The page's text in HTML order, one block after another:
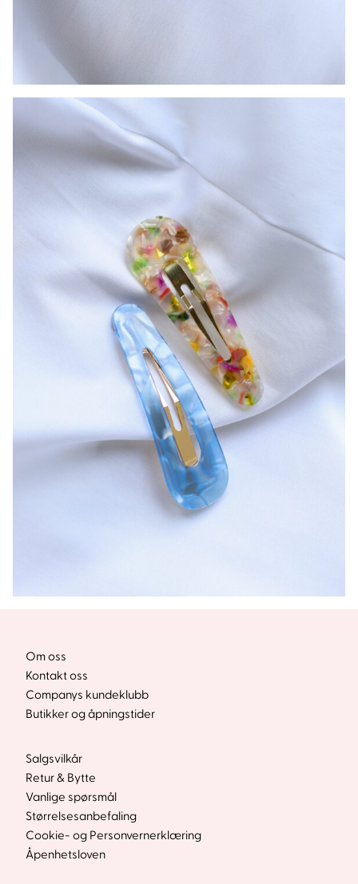
Om oss
Kontakt oss
Companys kundeklubb
Butikker og åpningstider
Salgsvilkår
Retur & Bytte
Vanlige spørsmål
Størrelsesanbefaling
Cookie- og Personvernerklæring
Åpenhetsloven